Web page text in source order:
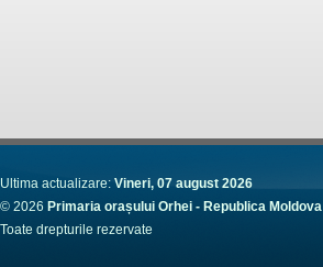
Ultima actualizare: Vineri, 07 august 2026
© 2026 Primaria orașului Orhei - Republica Moldova
Toate drepturile rezervate